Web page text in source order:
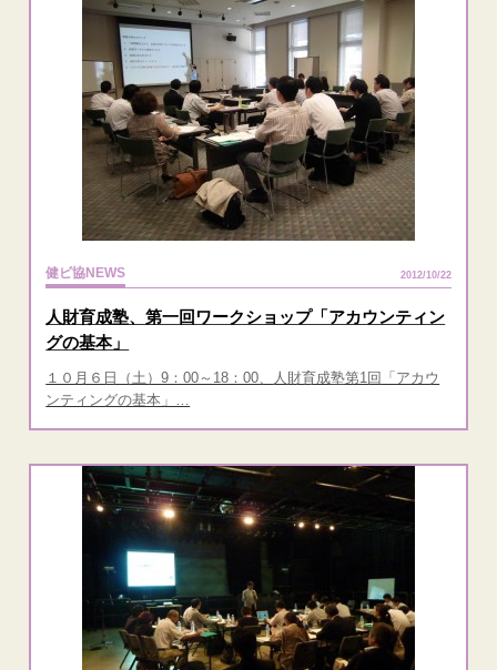
健ビ協NEWS 2012/10/22
人財育成塾、第一回ワークショップ「アカウンティン
グの基本」
１０月６日（土）9：00～18：00、人財育成塾第1回「アカウ
ンティングの基本」…